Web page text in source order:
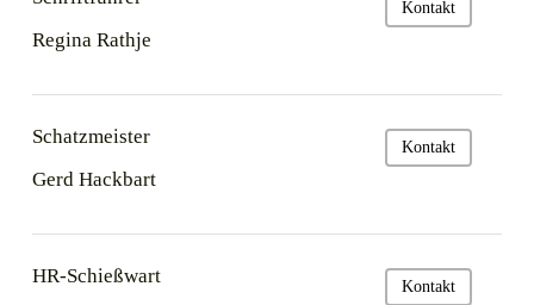
Regina Rathje
Kontakt
Schatzmeister
Gerd Hackbart
Kontakt
HR-Schießwart
Kontakt